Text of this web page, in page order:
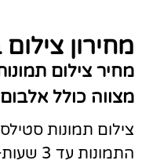
מחירון
מחיר צילום
מצווה כולל אלבום
צילום תמונות